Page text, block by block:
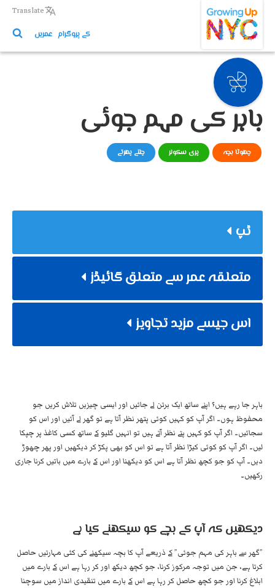
content
Translate
کے پروگرام عمریں
باہر کی مہم جوئی
چھوٹا بچہ پری سکولر چلتے پھرتے
ٹپ
متعلقہ عمر سے متعلق گائیڈز
اس جیسے مزید تجاویز
باہر جا رہے ہیں؟ اپنے ساتھ ایک برتن لے جائیں اور ایسی چیزیں تلاش کریں جو
محفوظ ہوں۔ اگر آپ کو کہیں کوئی پتھر نظر آتا ہے تو گھر لے آئیں اور اس کو
سجائیں۔ اگر آپ کو کہیں پتے نظر آتے ہیں تو انہیں گلیو کے ساتھ کسی کاغذ پر چپکا
لیں۔ اگر آپ کو کوئی کیڑا نظر آتا ہے تو اس کو بھی پکڑ کر دیکھیں اور پھر چھوڑ
دیں۔ آپ کو جو کچھ نظر آتا ہے اس کو دیکھنا اور اس کے بارے میں باتیں کرنا جاری
رکھیں۔
دیکھیں کہ آپ کے بچے کو سیکھنے کیا ہے
”گھر سے باہر کی مہم جوئی” کے ذریعے آپ کا بچہ سیکھنے کی کئی مہارتیں حاصل
کرتا ہے، جن میں توجہ مرکوز کرنا، جو کچھ دیکھ اور کر رہا ہے اس کے بارے میں
ابلاغ کرنا اور جو کچھ حاصل کر رہا ہے اس کے بارے میں تنقیدی انداز میں سوچنا